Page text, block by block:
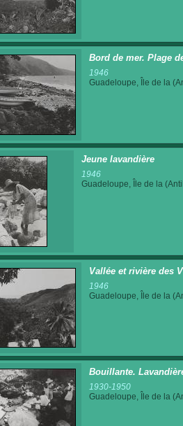
Bord de mer. Plage
1946
Guadeloupe, Île de la
Jeune lavandière
1946
Guadeloupe, Île de la
Vallée et rivière des
1946
Guadeloupe, Île de la
Bouillante.
1930-1950
Guadeloupe, Île de la